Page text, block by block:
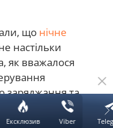
що нічне
настільки
як вважалося
заряджання та
Ексклюзив Viber